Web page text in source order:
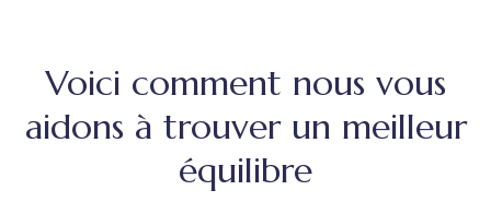
Voici comment nous vous
aidons à trouver un meilleur
équilibre